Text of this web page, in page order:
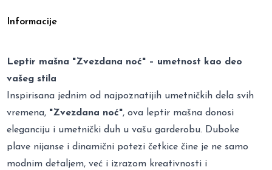
Informacije
Leptir mašna "Zvezdana noć" – umetnost kao deo
vašeg stila
Inspirisana jednim od najpoznatijih umetničkih dela svih
vremena, "Zvezdana noć", ova leptir mašna donosi
eleganciju i umetnički duh u vašu garderobu. Duboke
plave nijanse i dinamični potezi četkice čine je ne samo
modnim detaljem, već i izrazom kreativnosti i